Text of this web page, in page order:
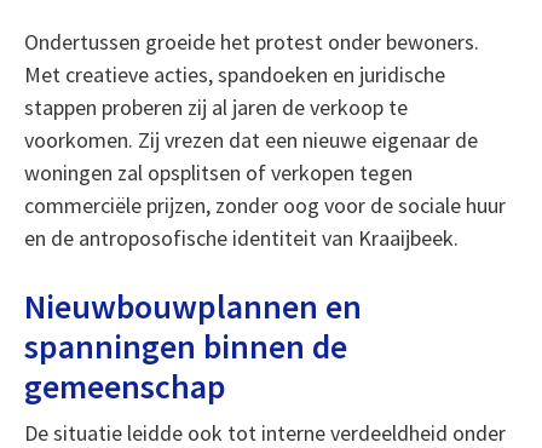
Ondertussen groeide het protest onder bewoners.
Met creatieve acties, spandoeken en juridische
stappen proberen zij al jaren de verkoop te
voorkomen. Zij vrezen dat een nieuwe eigenaar de
woningen zal opsplitsen of verkopen tegen
commerciële prijzen, zonder oog voor de sociale huur
en de antroposofische identiteit van Kraaijbeek.
Nieuwbouwplannen en
spanningen binnen de
gemeenschap
De situatie leidde ook tot interne verdeeldheid onder